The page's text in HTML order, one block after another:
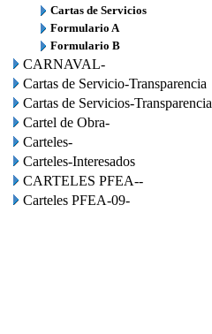
Cartas de Servicios
Formulario A
Formulario B
CARNAVAL-
Cartas de Servicio-Transparencia
Cartas de Servicios-Transparencia
Cartel de Obra-
Carteles-
Carteles-Interesados
CARTELES PFEA--
Carteles PFEA-09-